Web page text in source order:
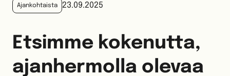
Ajankohtaista 23.09.2025
Etsimme kokenutta,
ajanhermolla olevaa